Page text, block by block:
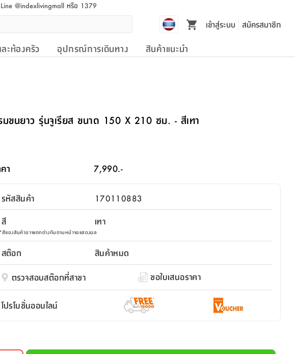
@indexlivingmall หรือ 1379
เข้าสู่ระบบ สมัครสมาชิก
ะห้องครัว อุปกรณ์การเดินทาง สินค้าแนะนำ
ขนยาว รุ่นจูเรียส ขนาด 150 X 210 ซม. - สีเทา
า 7,990.-
รหัสสินค้า
170110883
สี
เทา
*สีของสินค้าอาจแตกต่างกันตามหน้าจอแสดงผล
สต๊อก
สินค้าหมด
ตรวจสอบสต๊อกที่สาขา
ขอใบเสนอราคา
โปรโมชั่นออนไลน์